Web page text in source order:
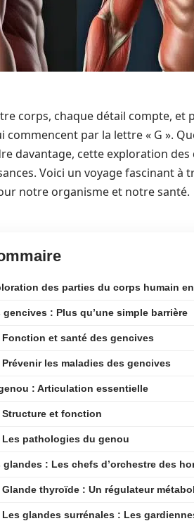
corps, chaque détail compte,
commencent par la lettre « G ».
davantage, cette exploration
Voici un voyage fascinant
notre organisme et notre santé.
des parties du corps humain
gencives : Plus qu’une simple barrière
Fonction et santé des gencives
Prévenir les maladies des gencives
: Articulation essentielle
Structure et fonction
Les pathologies du genou
glandes : Les chefs d’orchestre des
Glande thyroïde : Un régulateur
Les glandes surrénales : Les